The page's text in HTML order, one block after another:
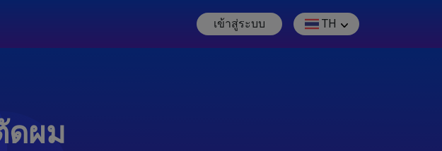
เข้าสู่ระบบ TH
ดผม